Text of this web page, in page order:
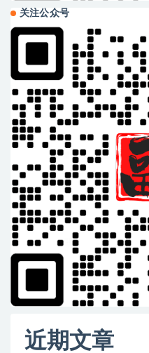
关注公众号
近期文章